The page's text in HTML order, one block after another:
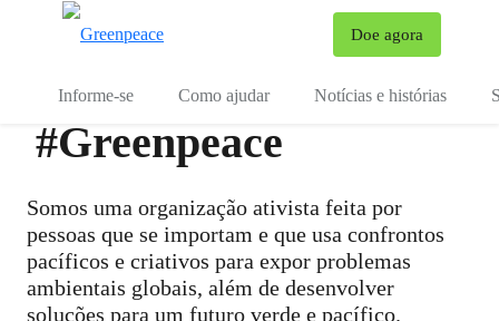
Doe agora
Informe-se Como ajudar Notícias e histórias
#Greenpeace
Somos uma organização ativista feita por
pessoas que se importam e que usa confrontos
pacíficos e criativos para expor problemas
ambientais globais, além de desenvolver
soluções para um futuro verde e pacífico.